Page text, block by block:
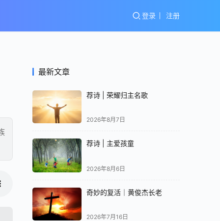
登录 注册
最新文章
荐诗 | 荣耀归主名歌
2026年8月7日
荐诗 | 主爱孩童
2026年8月6日
奇妙的复活｜黄俊杰长老
2026年7月16日